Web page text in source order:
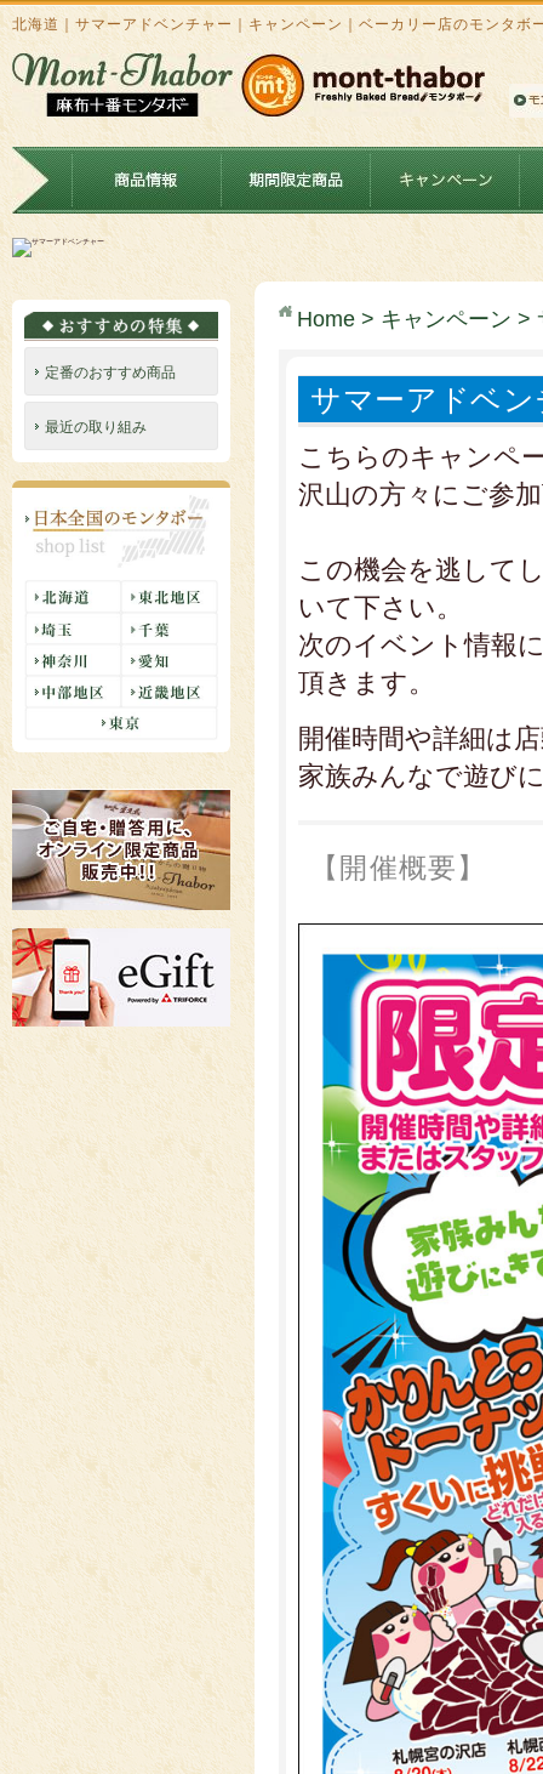
北海道｜サマーアドベンチャー｜キャンペーン｜ベーカリー店のモンタボ
Home > キャンペーン >
サマーアドベ
こちらのキャンペ
沢山の方々にご参
この機会を逃して
いて下さい。
次のイベント情報
頂きます。
開催時間や詳細は
家族みんなで遊び
【開催概要】
定番のおすすめ商品
最近の取り組み